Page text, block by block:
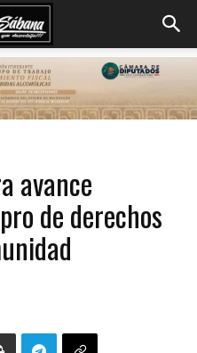
avance
de derechos